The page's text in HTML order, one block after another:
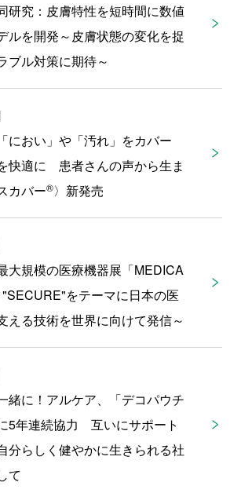
研究：皮膚特性を短時間に数値
ルを開発～皮膚状態の変化を捉
ブル対策に期待～
におい」や「汚れ」をカバー
快適に 患者さんの声から生ま
カバー®〉新発売
大規模の医療機器展「MEDICA
をテーマに日本の医
える技術を世界に向けて発信～
緒に！アルケア、「デコパウチ
5年連続協力 互いにサポート
分らしく健やかに生きられる社
て